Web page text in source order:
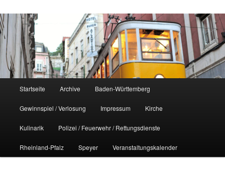
Startseite Archive Baden-Württemberg
Gewinnspiel / Verlosung Impressum Kirche
Kulinarik Polizei / Feuerwehr / Rettungsdienste
Rheinland-Pfalz Speyer Veranstaltungskalender